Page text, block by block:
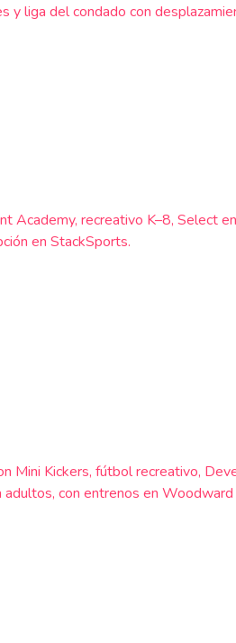
liga del condado con
recreativo K–8, Select
en StackSports.
Mini Kickers, fútbol recreativo,
con entrenos en